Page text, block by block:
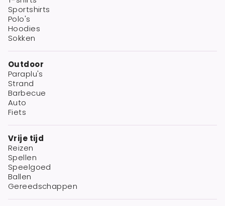
Sportshirts
Polo's
Hoodies
Sokken
Outdoor
Paraplu's
Strand
Barbecue
Auto
Fiets
Vrije tijd
Reizen
Spellen
Speelgoed
Ballen
Gereedschappen